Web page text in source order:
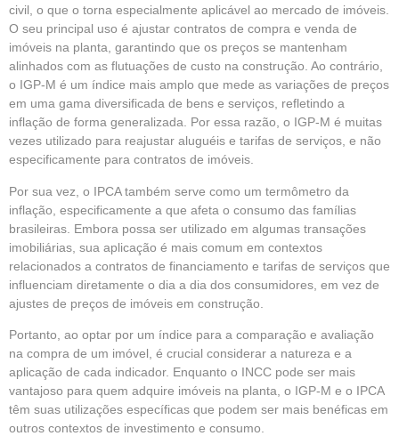
civil, o que o torna especialmente aplicável ao mercado de imóveis.
O seu principal uso é ajustar contratos de compra e venda de
imóveis na planta, garantindo que os preços se mantenham
alinhados com as flutuações de custo na construção. Ao contrário,
o IGP-M é um índice mais amplo que mede as variações de preços
em uma gama diversificada de bens e serviços, refletindo a
inflação de forma generalizada. Por essa razão, o IGP-M é muitas
vezes utilizado para reajustar aluguéis e tarifas de serviços, e não
especificamente para contratos de imóveis.
Por sua vez, o IPCA também serve como um termômetro da
inflação, especificamente a que afeta o consumo das famílias
brasileiras. Embora possa ser utilizado em algumas transações
imobiliárias, sua aplicação é mais comum em contextos
relacionados a contratos de financiamento e tarifas de serviços que
influenciam diretamente o dia a dia dos consumidores, em vez de
ajustes de preços de imóveis em construção.
Portanto, ao optar por um índice para a comparação e avaliação
na compra de um imóvel, é crucial considerar a natureza e a
aplicação de cada indicador. Enquanto o INCC pode ser mais
vantajoso para quem adquire imóveis na planta, o IGP-M e o IPCA
têm suas utilizações específicas que podem ser mais benéficas em
outros contextos de investimento e consumo.